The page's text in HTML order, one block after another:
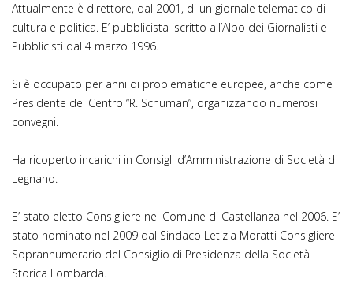
Attualmente è direttore, dal 2001, di un giornale telematico di
cultura e politica. E’ pubblicista iscritto all’Albo dei Giornalisti e
Pubblicisti dal 4 marzo 1996.
Si è occupato per anni di problematiche europee, anche come
Presidente del Centro “R. Schuman”, organizzando numerosi
convegni.
Ha ricoperto incarichi in Consigli d’Amministrazione di Società di
Legnano.
E’ stato eletto Consigliere nel Comune di Castellanza nel 2006. E’
stato nominato nel 2009 dal Sindaco Letizia Moratti Consigliere
Soprannumerario del Consiglio di Presidenza della Società
Storica Lombarda.